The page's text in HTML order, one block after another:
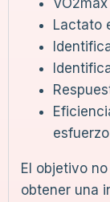
Lactato
esfuerzo
El objetivo
obtener una